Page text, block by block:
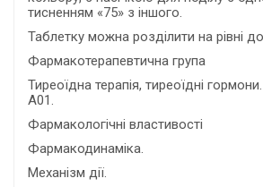
тисненням «75» з іншого.
Таблетку можна розділити на рівні
Фармакотерапевтична група
Тиреоїдна терапія, тиреоїдні
А01.
Фармакологічні властивості
Фармакодинаміка.
Механізм дії.